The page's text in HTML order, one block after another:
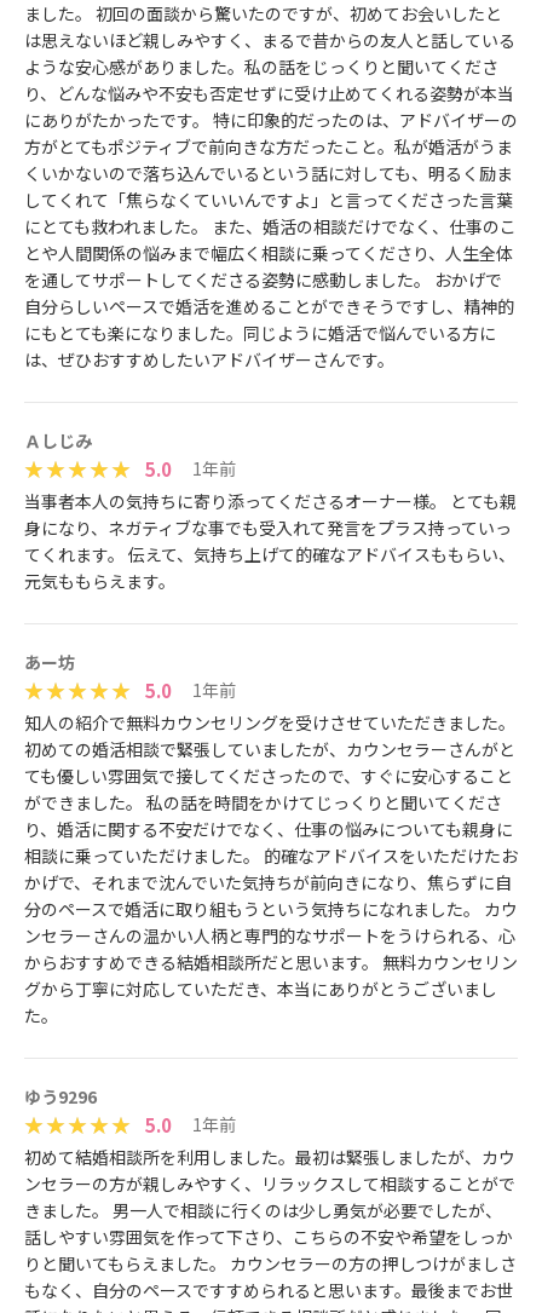
ました。 初回の面談から驚いたのですが、初めてお会いしたと
は思えないほど親しみやすく、まるで昔からの友人と話している
ような安心感がありました。私の話をじっくりと聞いてくださ
り、どんな悩みや不安も否定せずに受け止めてくれる姿勢が本当
にありがたかったです。 特に印象的だったのは、アドバイザーの
方がとてもポジティブで前向きな方だったこと。私が婚活がうま
くいかないので落ち込んでいるという話に対しても、明るく励ま
してくれて「焦らなくていいんですよ」と言ってくださった言葉
にとても救われました。 また、婚活の相談だけでなく、仕事のこ
とや人間関係の悩みまで幅広く相談に乗ってくださり、人生全体
を通してサポートしてくださる姿勢に感動しました。 おかげで
自分らしいペースで婚活を進めることができそうですし、精神的
にもとても楽になりました。同じように婚活で悩んでいる方に
は、ぜひおすすめしたいアドバイザーさんです。
Ａしじみ
5.0
1年前
当事者本人の気持ちに寄り添ってくださるオーナー様。 とても親
身になり、ネガティブな事でも受入れて発言をプラス持っていっ
てくれます。 伝えて、気持ち上げて的確なアドバイスももらい、
元気ももらえます。
あー坊
5.0
1年前
知人の紹介で無料カウンセリングを受けさせていただきました。
初めての婚活相談で緊張していましたが、カウンセラーさんがと
ても優しい雰囲気で接してくださったので、すぐに安心すること
ができました。 私の話を時間をかけてじっくりと聞いてくださ
り、婚活に関する不安だけでなく、仕事の悩みについても親身に
相談に乗っていただけました。 的確なアドバイスをいただけたお
かげで、それまで沈んでいた気持ちが前向きになり、焦らずに自
分のペースで婚活に取り組もうという気持ちになれました。 カウ
ンセラーさんの温かい人柄と専門的なサポートをうけられる、心
からおすすめできる結婚相談所だと思います。 無料カウンセリン
グから丁寧に対応していただき、本当にありがとうございまし
た。
ゆう9296
5.0
1年前
初めて結婚相談所を利用しました。最初は緊張しましたが、カウ
ンセラーの方が親しみやすく、リラックスして相談することがで
きました。 男一人で相談に行くのは少し勇気が必要でしたが、
話しやすい雰囲気を作って下さり、こちらの不安や希望をしっか
りと聞いてもらえました。 カウンセラーの方の押しつけがましさ
もなく、自分のペースですすめられると思います。最後までお世